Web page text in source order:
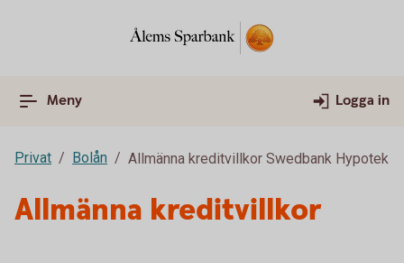
Meny Logga in
Privat Bolån Allmänna kreditvillkor Swedbank Hypotek
Allmänna kreditvillkor